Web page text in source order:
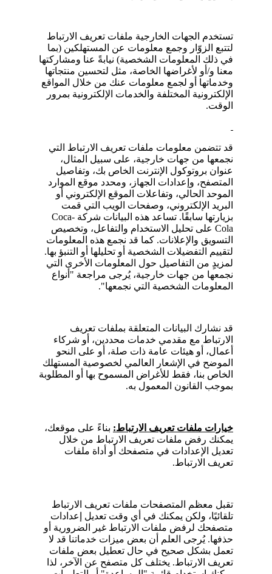
تستخدم الجهات الخارجية ملفات تعريف الارتباط
لتتبع الزوّار وجمع معلومات عن المستهلكين (بما
في ذلك المعلومات الشخصية) نيابةً عنا ومشاركتها
معنا و/أو لأغراضها الخاصة، مثل لتحسين منتجاتها
وخدماتها أو لجمع معلومات عنك من خلال المواقع
الإلكترونية المختلفة والخدمات الإلكترونية بمرور
الوقت.
قد تتضمن معلومات ملفات تعريف الارتباط التي
نجمعها من جهات خارجية، على سبيل المثال،
عنوان بروتوكول الإنترنت الخاص بك، وتفاصيل
المتصفح، وإعدادات الجهاز، ومحدد موقع الموارد
الموحد الحالي، وتفاعلات الموقع الإلكتروني أو
البريد الإلكتروني، وصفحات الويب التي قمت
بزيارتها سابقًا. تساعد هذه البيانات شركة Coca-
Cola على تحليل الاستخدام والتفاعل، وتخصيص
التسويق والإعلانات. كما قد نجمع هذه المعلومات
لتقييم التفضيلات الشخصية أو تحليلها أو التنبؤ بها.
لمزيدٍ من التفاصيل حول المعلومات الأخرى التي
نجمعها من جهات خارجية، يُرجى مراجعة "أنواع
المعلومات الشخصية التي نجمعها".
قد نشارك البيانات المتعلقة بملفات تعريف
الارتباط مع مقدمي خدمات محددين، أو شركاء
أعمال، أو هيئات عامة ذات صلة، أو على النحو
الموضح في الإشعار العالمي لخصوصية المستهلك
الخاص بنا، فقط للأغراض المسموح بها أو المطلوبة
بموجب القانون المعمول به.
خيارات ملفات تعريف الارتباط: بناءً على موقعك،
يمكنك رفض ملفات تعريف الارتباط من خلال
تعديل الإعدادات في متصفحك أو أداة ملفات
تعريف الارتباط.
تقبل معظم المتصفحات ملفات تعريف الارتباط
تلقائيًا، ولكن يمكنك في أي وقت تعديل إعدادات
متصفحك لرفض ملفات الارتباط غير الضرورية أو
حذفها. يُرجى العلم أن بعض ميزات خدماتنا قد لا
تعمل بشكل صحيح في حال تعطيل بعض ملفات
تعريف الارتباط. يختلف كل متصفح عن الآخر، لذا